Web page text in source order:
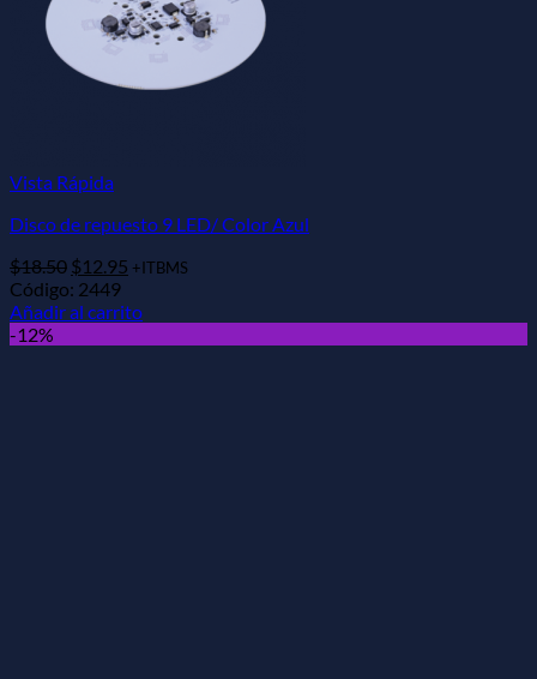
Vista Rápida
Disco de repuesto 9 LED/ Color Azul
$18.50 El
precio
original
$12.95 El
actual
+ITBMS
Código: 2449
Añadir al carrito
-12%